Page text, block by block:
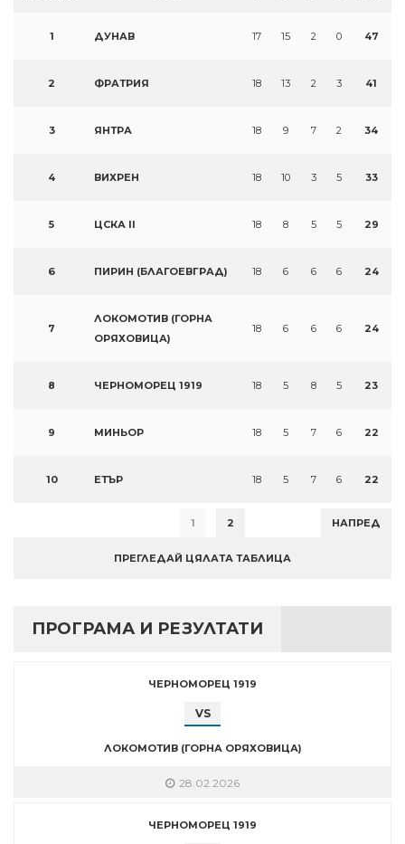
1 ДУНАВ 17 15 2 0 47
2 ФРАТРИЯ 18 13 2 3 41
3 ЯНТРА 18 9 7 2 34
4 ВИХРЕН 18 10 3 5 33
5 ЦСКА II 18 8 5 5 29
6 ПИРИН (БЛАГОЕВГРАД) 18 6 6 6 24
7
ЛОКОМОТИВ (ГОРНА
ОРЯХОВИЦА)
18 6 6 6 24
8 ЧЕРНОМОРЕЦ 1919 18 5 8 5 23
9 МИНЬОР 18 5 7 6 22
10 ЕТЪР 18 5 7 6 22
1 2 НАПРЕД
ПРЕГЛЕДАЙ ЦЯЛАТА ТАБЛИЦА
ПРОГРАМА И РЕЗУЛТАТИ
ЧЕРНОМОРЕЦ 1919
VS
ЛОКОМОТИВ (ГОРНА ОРЯХОВИЦА)
28.02.2026
ЧЕРНОМОРЕЦ 1919